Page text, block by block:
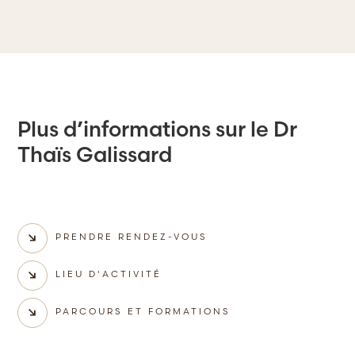
Plus d’informations sur le Dr
Thaïs Galissard
PRENDRE RENDEZ-VOUS
LIEU D'ACTIVITÉ
PARCOURS ET FORMATIONS